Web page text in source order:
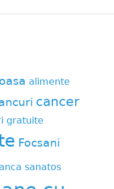
alimente
cancer
gratuite
Focsani
sanatos